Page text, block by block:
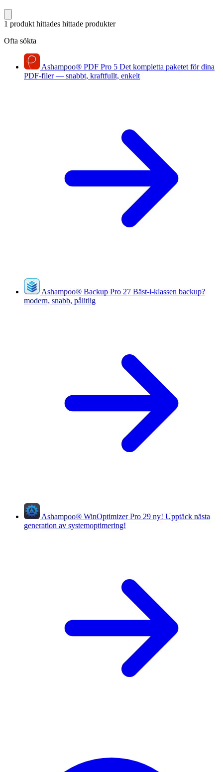
1 produkt hittades hittade produkter
Ofta sökta
Ashampoo® PDF Pro 5 Det kompletta paketet för dina
PDF-filer — snabbt, kraftfullt, enkelt
Ashampoo® Backup Pro 27 Bäst-i-klassen backup?
modern, snabb, pålitlig
Ashampoo® WinOptimizer Pro 29 ny! Upptäck nästa
generation av systemoptimering!